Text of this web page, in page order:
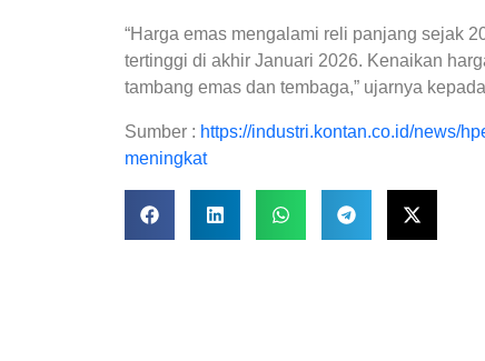
“Harga emas mengalami reli panjang sejak
tertinggi di akhir Januari 2026. Kenaikan
tambang emas dan tembaga,” ujarnya
Sumber : https://industri.kontan.co.id/news/
meningkat